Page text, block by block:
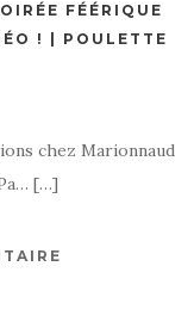
FÉÉRIQUE
! | POULETTE
chez Marionnaud
[…]